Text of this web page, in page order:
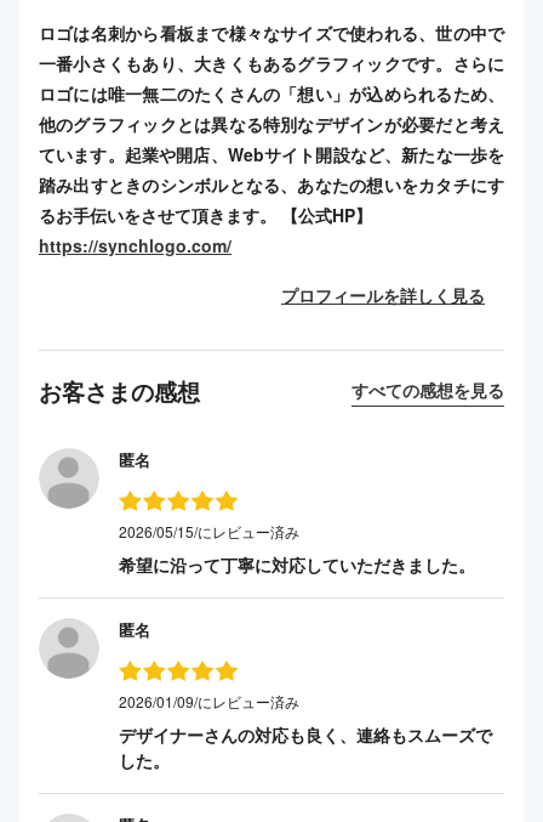
ロゴは名刺から看板まで様々なサイズで使われる、世の中で
一番小さくもあり、大きくもあるグラフィックです。さらに
ロゴには唯一無二のたくさんの「想い」が込められるため、
他のグラフィックとは異なる特別なデザインが必要だと考え
ています。起業や開店、Webサイト開設など、新たな一歩を
踏み出すときのシンボルとなる、あなたの想いをカタチにす
るお手伝いをさせて頂きます。 【公式HP】
https://synchlogo.com/
プロフィールを詳しく見る
お客さまの感想 すべての感想を見る
匿名
2026/05/15/にレビュー済み
希望に沿って丁寧に対応していただきました。
匿名
2026/01/09/にレビュー済み
デザイナーさんの対応も良く、連絡もスムーズで
した。